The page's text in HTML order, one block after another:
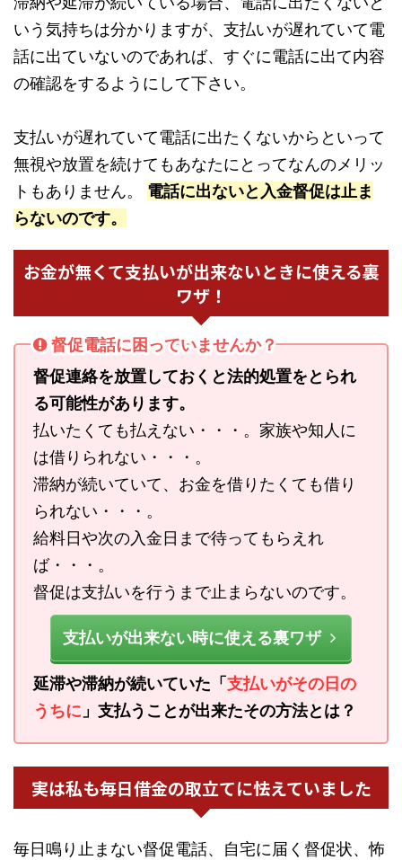
いう気持ちは分かりますが、支払いが遅れていて電
話に出ていないのであれば、すぐに電話に出て内容
の確認をするようにして下さい。
支払いが遅れていて電話に出たくないからといって
無視や放置を続けてもあなたにとってなんのメリッ
トもありません。 電話に出ないと入金督促は止ま
らないのです。
お金が無くて支払いが出来ないときに使える裏
ワザ！
督促電話に困っていませんか？
督促連絡を放置しておくと法的処置をとられ
る可能性があります。
払いたくても払えない・・・。家族や知人に
は借りられない・・・。
滞納が続いていて、お金を借りたくても借り
られない・・・。
給料日や次の入金日まで待ってもらえれ
ば・・・。
督促は支払いを行うまで止まらないのです。
支払いが出来ない時に使える裏ワザ
延滞や滞納が続いていた「 支払いがその日の
うちに 」支払うことが出来たその方法とは？
実は私も毎日借金の取立てに怯えていました
毎日鳴り止まない督促電話、自宅に届く督促状、怖